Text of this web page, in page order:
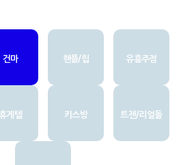
건마 핸플/립 유흥주점
게텔 키스방 트젠/리얼돌